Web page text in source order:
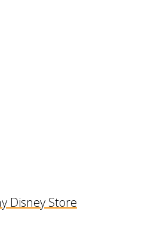
Disney Store